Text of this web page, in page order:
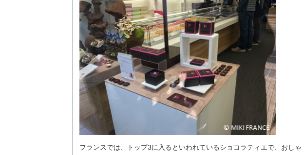
フランスでは、トップ3に入るといわれているショコラティエで、おしゃ